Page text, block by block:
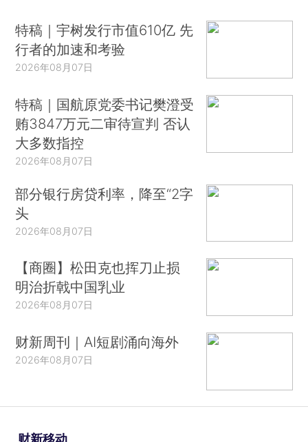
特稿｜宇树发行市值610亿 先
行者的加速和考验
2026年08月07日
特稿｜国航原党委书记樊澄受
贿3847万元二审待宣判 否认
大多数指控
2026年08月07日
部分银行房贷利率，降至“2字
头
2026年08月07日
【商圈】松田克也挥刀止损
明治折戟中国乳业
2026年08月07日
财新周刊｜AI短剧涌向海外
2026年08月07日